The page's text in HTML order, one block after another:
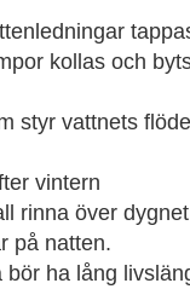
kollas och
styr vattnets
vintern
rinna över
på natten.
ha lång